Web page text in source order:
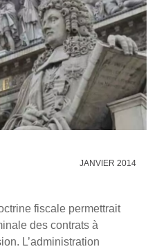
JANVIER 2014
fiscale permettrait
des contrats à
L’administration